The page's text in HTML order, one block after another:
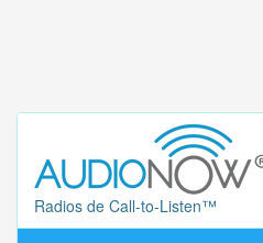
Radios de Call-to-Listen™